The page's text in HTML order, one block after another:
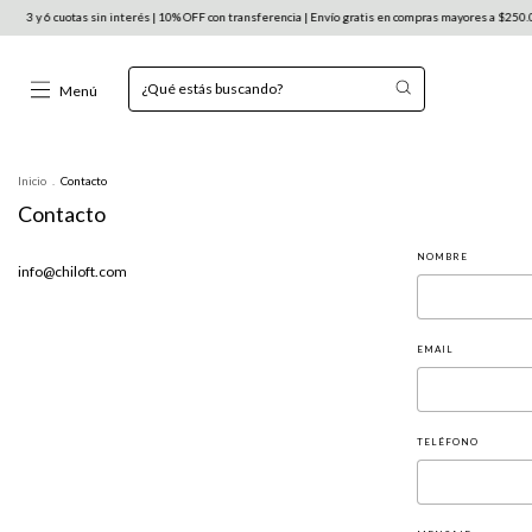
y 6 cuotas sin interés | 10% OFF con transferencia | Envío gratis en compras mayores a $250.000
Menú
Inicio Contacto
Contacto
info@chiloft.com
NOMBRE
EMAIL
TELÉFONO